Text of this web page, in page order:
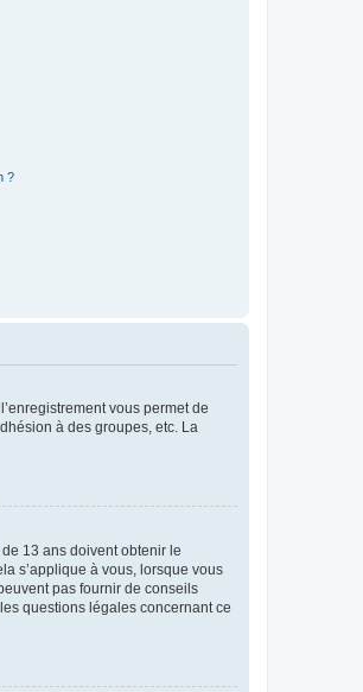
?
vous permet de
à des groupes, etc. La
13 ans doivent obtenir le
s’applique à vous, lorsque vous
pas fournir de conseils
questions légales concernant ce